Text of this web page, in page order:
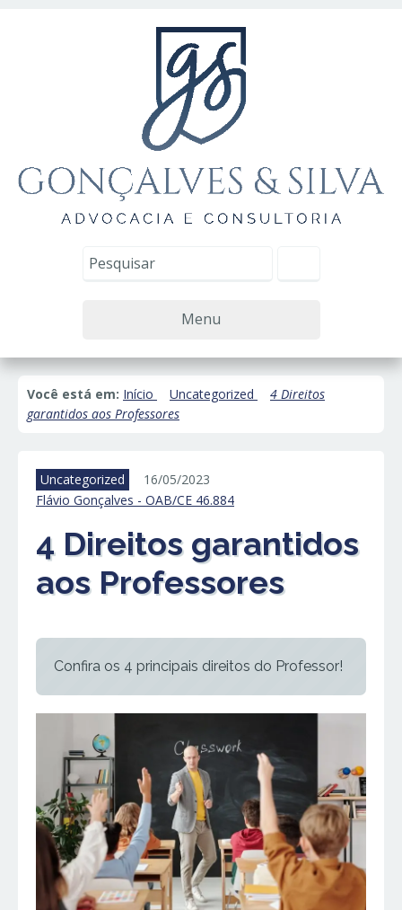
Menu
Você está em: Início Uncategorized
4 Direitos
garantidos aos Professores
Uncategorized
16/05/2023
Flávio Gonçalves - OAB/CE 46.884
4 Direitos garantidos
aos Professores
Confira os 4 principais direitos do Professor!